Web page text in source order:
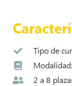
Tipo de
2 a 8